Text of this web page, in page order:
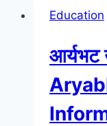
Education
आर्यभट